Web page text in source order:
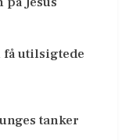
få utilsigtede
tanker